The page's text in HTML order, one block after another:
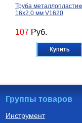
Труба
16х2,0 мм V1620
107 Руб.
Купить
Группы товаров
Инструмент